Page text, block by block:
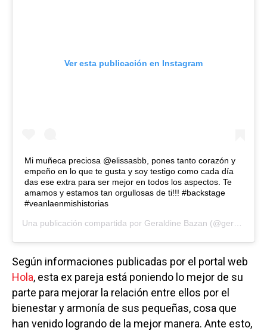
Ver esta publicación en Instagram
Mi muñeca preciosa @elissasbb, pones tanto corazón y
empeño en lo que te gusta y soy testigo como cada día
das ese extra para ser mejor en todos los aspectos. Te
amamos y estamos tan orgullosas de ti!!! #backstage
#veanlaenmishistorias
Una publicación compartida por Geraldine Bazan (@geraldinebazan) el
Según informaciones publicadas por el portal web
Hola, esta ex pareja está poniendo lo mejor de su
parte para mejorar la relación entre ellos por el
bienestar y armonía de sus pequeñas, cosa que
han venido logrando de la mejor manera. Ante esto,